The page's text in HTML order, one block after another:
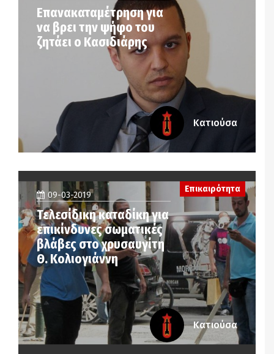
Επανακαταμέτρηση για
να βρει την ψήφο του
ζητάει ο Κασιδιάρης
Κατιούσα
09-03-2019
Τελεσίδικη καταδίκη για
επικίνδυνες σωματικές
βλάβες στο χρυσαυγίτη
Θ. Κολιογιάννη
Επικαιρότητα
Κατιούσα